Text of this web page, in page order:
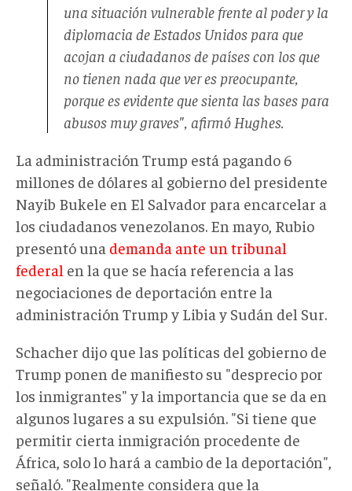
una situación vulnerable frente al poder y la
diplomacia de Estados Unidos para que
acojan a ciudadanos de países con los que
no tienen nada que ver es preocupante,
porque es evidente que sienta las bases para
abusos muy graves", afirmó Hughes.
La administración Trump está pagando 6
millones de dólares al gobierno del presidente
Nayib Bukele en El Salvador para encarcelar a
los ciudadanos venezolanos. En mayo, Rubio
presentó una demanda ante un tribunal
federal en la que se hacía referencia a las
negociaciones de deportación entre la
administración Trump y Libia y Sudán del Sur.
Schacher dijo que las políticas del gobierno de
Trump ponen de manifiesto su "desprecio por
los inmigrantes" y la importancia que se da en
algunos lugares a su expulsión. "Si tiene que
permitir cierta inmigración procedente de
África, solo lo hará a cambio de la deportación",
señaló. "Realmente considera que la